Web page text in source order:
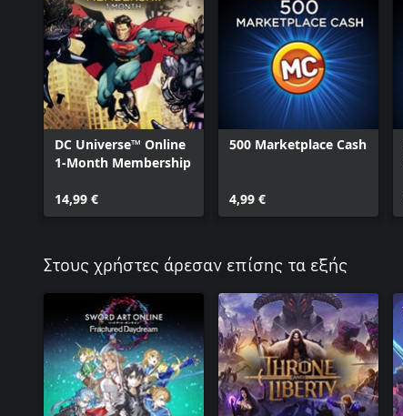
DC Universe™ Online
1-Month Membership
14,99 €
500 Marketplace Cash
4,99 €
Στους χρήστες άρεσαν επίσης τα εξής